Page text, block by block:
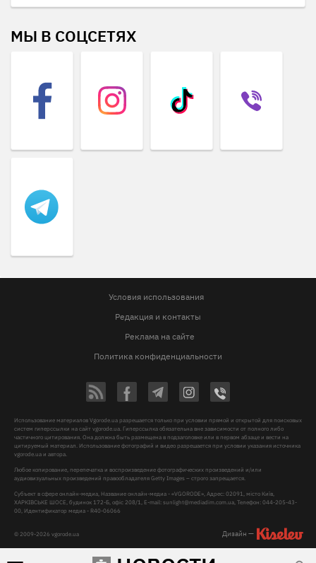
МЫ В СОЦСЕТЯХ
Условия использования
Редакция и контакты
Реклама на сайте
Политика конфиденциальности
© 2009-2026 vgorode.ua
Использование материалов Vgorode.ua разрешается только при условии прямой и открытой для поисковых
систем гиперссылки на сайт vgorode.ua. Гиперссылка обязательна вне зависимости от полного либо
частичного цитирования. Она должна быть размещена в подзаголовке или в первом абзаце и вести на
цитируемый материал. Использование фотографий и видео разрешается при условии указания источника
vgorode.ua и автора.
Любое копирование, перепечатка и воспроизведение фотографических произведений и/или
аудиовизуальных произведений правообладателя Getty Images – строго запрещается.
Субъект в сфере онлайн-медиа, Название онлайн-медиа - «VGORODE», Адрес: 02091, місто Київ,
ХАРКІВСЬКЕ ШОСЕ, будинок 172-Б, офіс 208/1, E-mail:sunlight@mediadim.com.ua , Телефон: 044-205-43-
00, Идентификатор медиа - R40-06066
Дизайн —